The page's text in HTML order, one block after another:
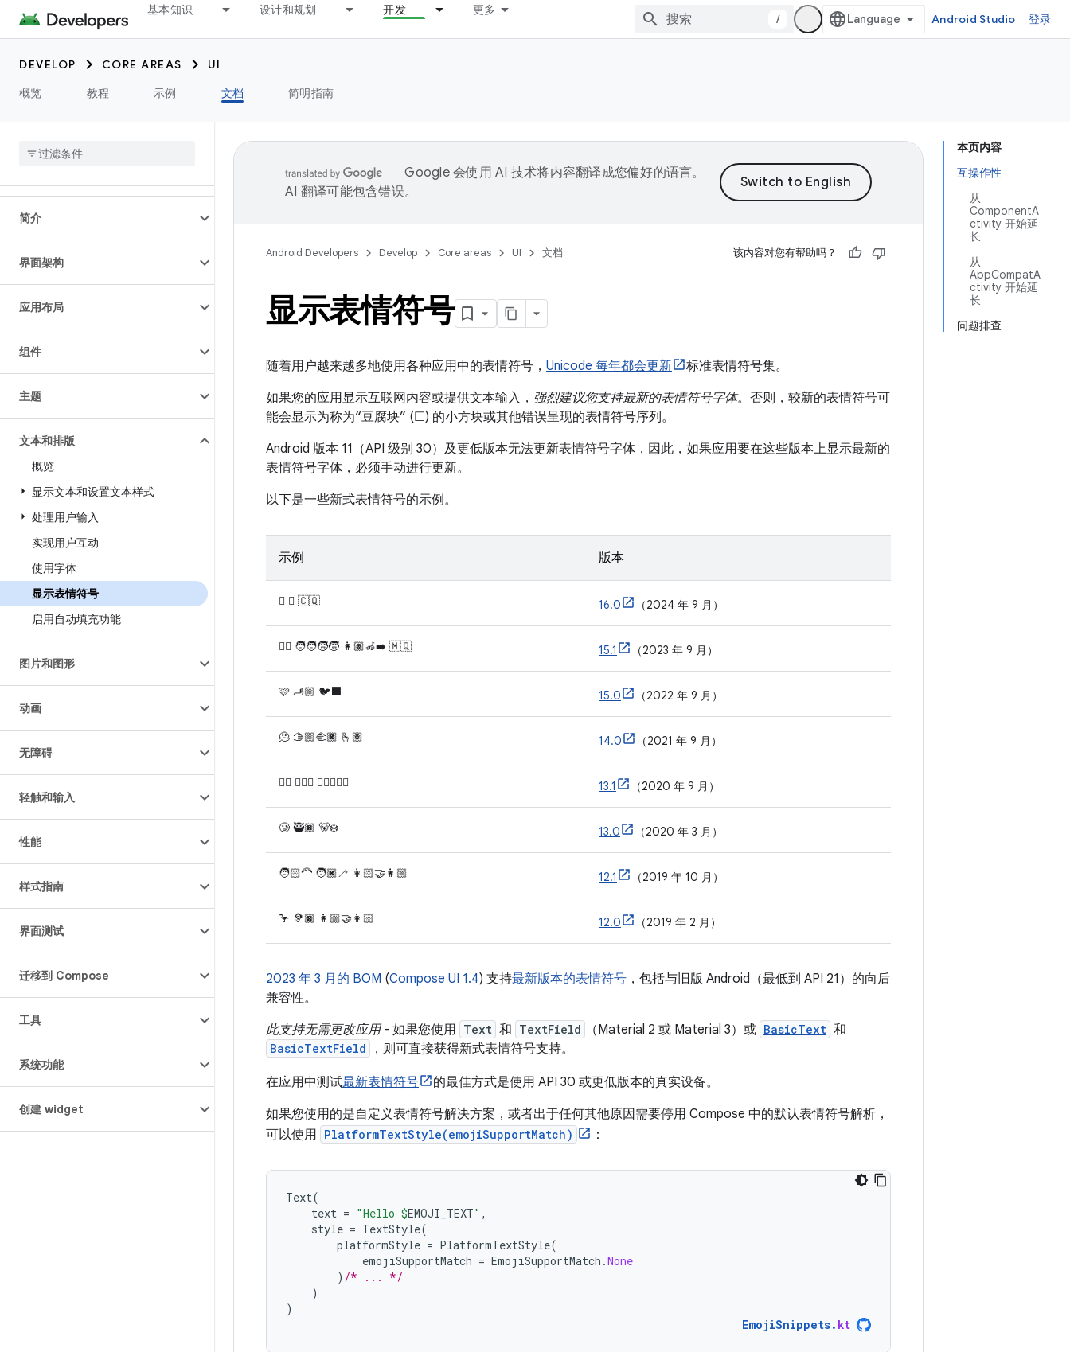
基本知识 设计和规划 开发 更多
/ Android Studio 登录
DEVELOP CORE AREAS
UI
概览
教程 示例 文档 简明指南
简介
界面架构
应用布局
组件
主题
文本和排版
概览
显示文本和设置文本样式
处理用户输入
实现用户互动
使用字体
显示表情符号
启用自动填充功能
图片和图形
动画
无障碍
轻触和输入
性能
样式指南
界面测试
迁移到 Compose
工具
系统功能
创建 widget
本页内容
互操作性
从
ComponentA
ctivity 开始延
长
从
AppCompatA
ctivity 开始延
长
问题排查
Google 会使用 AI 技术将内容翻译成您偏好的语言。
AI 翻译可能包含错误。
Android Developers Develop Core areas UI 文档 该内容对您有帮助吗？
显示表情符号
随着用户越来越多地使用各种应用中的表情符号， Unicode 每年都会更新
标准表情符号集。
如果您的应用显示互联网内容或提供文本输入， 强烈建议您支持最新的表情符号字体。否则，较新的表情符号可
能会显示为称为“豆腐块” (☐) 的小方块或其他错误呈现的表情符号序列。
Android 版本 11（API 级别 30）及更低版本无法更新表情符号字体，因此，如果应用要在这些版本上显示最新的
表情符号字体，必须手动进行更新。
以下是一些新式表情符号的示例。
示例 版本
🫩 🪉 🇨🇶 16.0 （2024 年 9 月）
🐦‍🔥 🧑‍🧑‍🧒‍🧒 👩🏽‍🦽‍➡️ 🇲🇶 15.1 （2023 年 9 月）
🩷 🫸🏼 🐦‍⬛ 15.0 （2022 年 9 月）
🫠 🫱🏼‍🫲🏿 🫰🏽 14.0 （2021 年 9 月）
😶‍🌫️ 🧔🏻‍♀️ 🧑🏿‍❤️‍🧑🏾 13.1 （2020 年 9 月）
🥲 🥷🏿 🐻‍❄️ 13.0 （2020 年 3 月）
🧑🏻‍🦰 🧑🏿‍🦯 👩🏻‍🤝‍👩🏼 12.1 （2019 年 10 月）
🦩 🦻🏿 👩🏼‍🤝‍👩🏻 12.0 （2019 年 2 月）
2023 年 3 月的 BOM (Compose UI 1.4) 支持最新版本的表情符号 ，包括与旧版 Android（最低到 API 21）的向后
兼容性。
此支持无需更改应用- 如果您使用 Text 和 TextField （Material 2 或 Material 3）或 BasicText 和
BasicTextField ，则可直接获得新式表情符号支持。
在应用中测试最新表情符号
的最佳方式是使用 API 30 或更低版本的真实设备。
如果您使用的是自定义表情符号解决方案，或者出于任何其他原因需要停用 Compose 中的默认表情符号解析，
可以使用 PlatformTextStyle(emojiSupportMatch) ：
Text(
text = "Hello $EMOJI_TEXT" ,
style = TextStyle(
platformStyle = PlatformTextStyle(
emojiSupportMatch = EmojiSupportMatch .None
) /* ... */
)
)
EmojiSnippets. kt